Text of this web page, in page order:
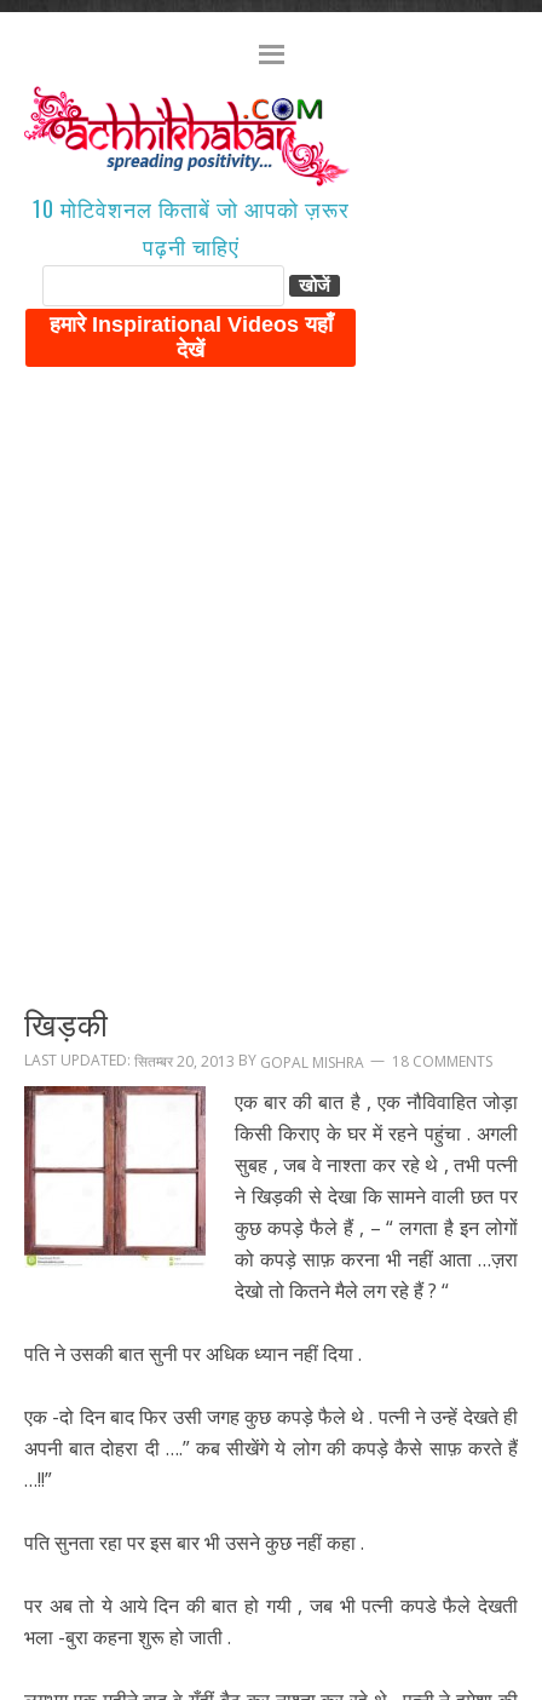
10 मोटिवेशनल किताबें जो आपको ज़रूर
पढ़नी चाहिएं
खिड़की
LAST UPDATED: सितम्बर 20, 2013 BY GOPAL MISHRA 18 COMMENTS
एक बार की बात है , एक नौविवाहित जोड़ा
किसी किराए के घर में रहने पहुंचा . अगली
सुबह , जब वे नाश्ता कर रहे थे , तभी पत्नी
ने खिड़की से देखा कि सामने वाली छत पर
कुछ कपड़े फैले हैं , – “ लगता है इन लोगों
को कपड़े साफ़ करना भी नहीं आता …ज़रा
देखो तो कितने मैले लग रहे हैं ? “
पति ने उसकी बात सुनी पर अधिक ध्यान नहीं दिया .
एक -दो दिन बाद फिर उसी जगह कुछ कपड़े फैले थे . पत्नी ने उन्हें देखते ही
अपनी बात दोहरा दी ….” कब सीखेंगे ये लोग की कपड़े कैसे साफ़ करते हैं
…!!”
पति सुनता रहा पर इस बार भी उसने कुछ नहीं कहा .
पर अब तो ये आये दिन की बात हो गयी , जब भी पत्नी कपडे फैले देखती
भला -बुरा कहना शुरू हो जाती .